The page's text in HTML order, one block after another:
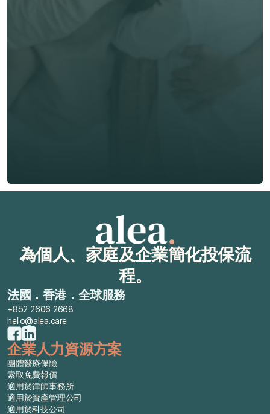
索取免費報價
為個人、家庭及企業簡化投保流
程。
法國．香港．全球服務
+852 2606 2668
hello@alea.care
企業人力資源方案
團體醫療保險
索取免費報價
適用於律師事務所
適用於資產管理公司
適用於科技公司